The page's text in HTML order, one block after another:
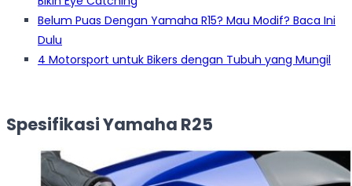
Belum Puas Dengan Yamaha R15? Mau Modif? Baca Ini
Dulu
4 Motorsport untuk Bikers dengan Tubuh yang Mungil
Spesifikasi Yamaha R25